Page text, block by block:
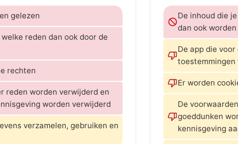
gelezen
reden dan ook door de
rechten
reden worden verwijderd en
worden verwijderd
verzamelen, gebruiken en
De inhoud die
dan ook
De app die
Er worden
De
goeddunken
kennisgeving